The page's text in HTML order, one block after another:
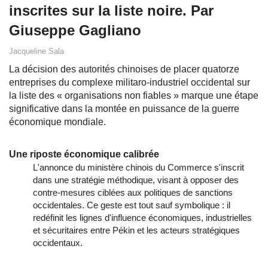
inscrites sur la liste noire. Par
Giuseppe Gagliano
Jacqueline Sala
La décision des autorités chinoises de placer quatorze
entreprises du complexe militaro-industriel occidental sur
la liste des « organisations non fiables » marque une étape
significative dans la montée en puissance de la guerre
économique mondiale.
Une riposte économique calibrée
L'annonce du ministère chinois du Commerce s'inscrit
dans une stratégie méthodique, visant à opposer des
contre-mesures ciblées aux politiques de sanctions
occidentales. Ce geste est tout sauf symbolique : il
redéfinit les lignes d'influence économiques, industrielles
et sécuritaires entre Pékin et les acteurs stratégiques
occidentaux.